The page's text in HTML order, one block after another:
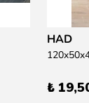
HAD
₺